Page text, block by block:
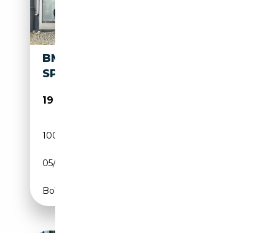
BMW 418 418 D GRAN COUPÉ
SPORT LINE*LED*LEDER
19 490€
100 000 km
05/2018
Boîte automatique